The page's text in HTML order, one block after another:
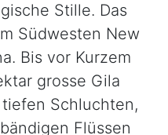
Stille. Das
Südwesten New
Bis vor Kurzem
grosse Gila
Schluchten,
Flüssen